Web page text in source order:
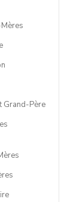
Grand-Père